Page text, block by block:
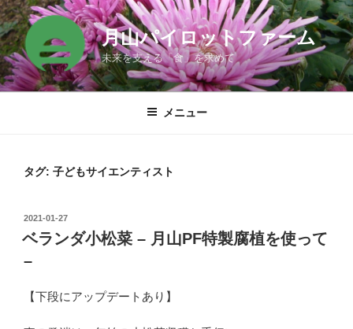
コ
ン
テ
ン
ツ
月山パイロットファーム
未来を支える「食」を求めて
メニュー
タグ: 子どもサイエンティスト
投
2021-01-27
ベランダ小松菜 – 月山PF特製腐植を使って
–
【下段にアップデートあり】